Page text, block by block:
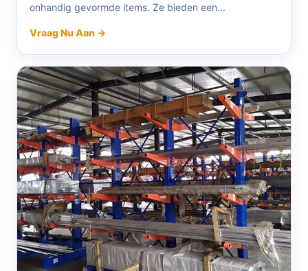
onhandig gevormde items. Ze bieden een...
Vraag Nu Aan →